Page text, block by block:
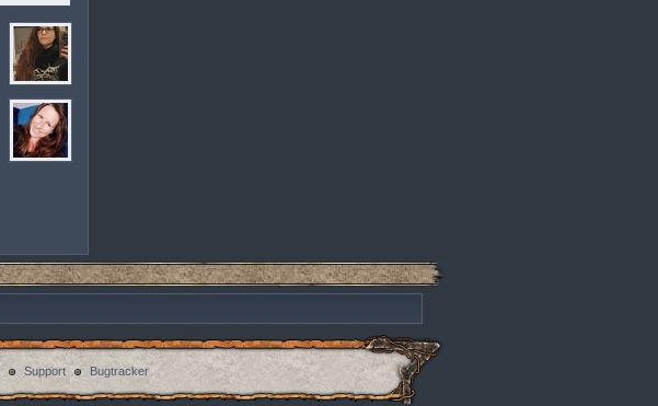
Support Bugtracker